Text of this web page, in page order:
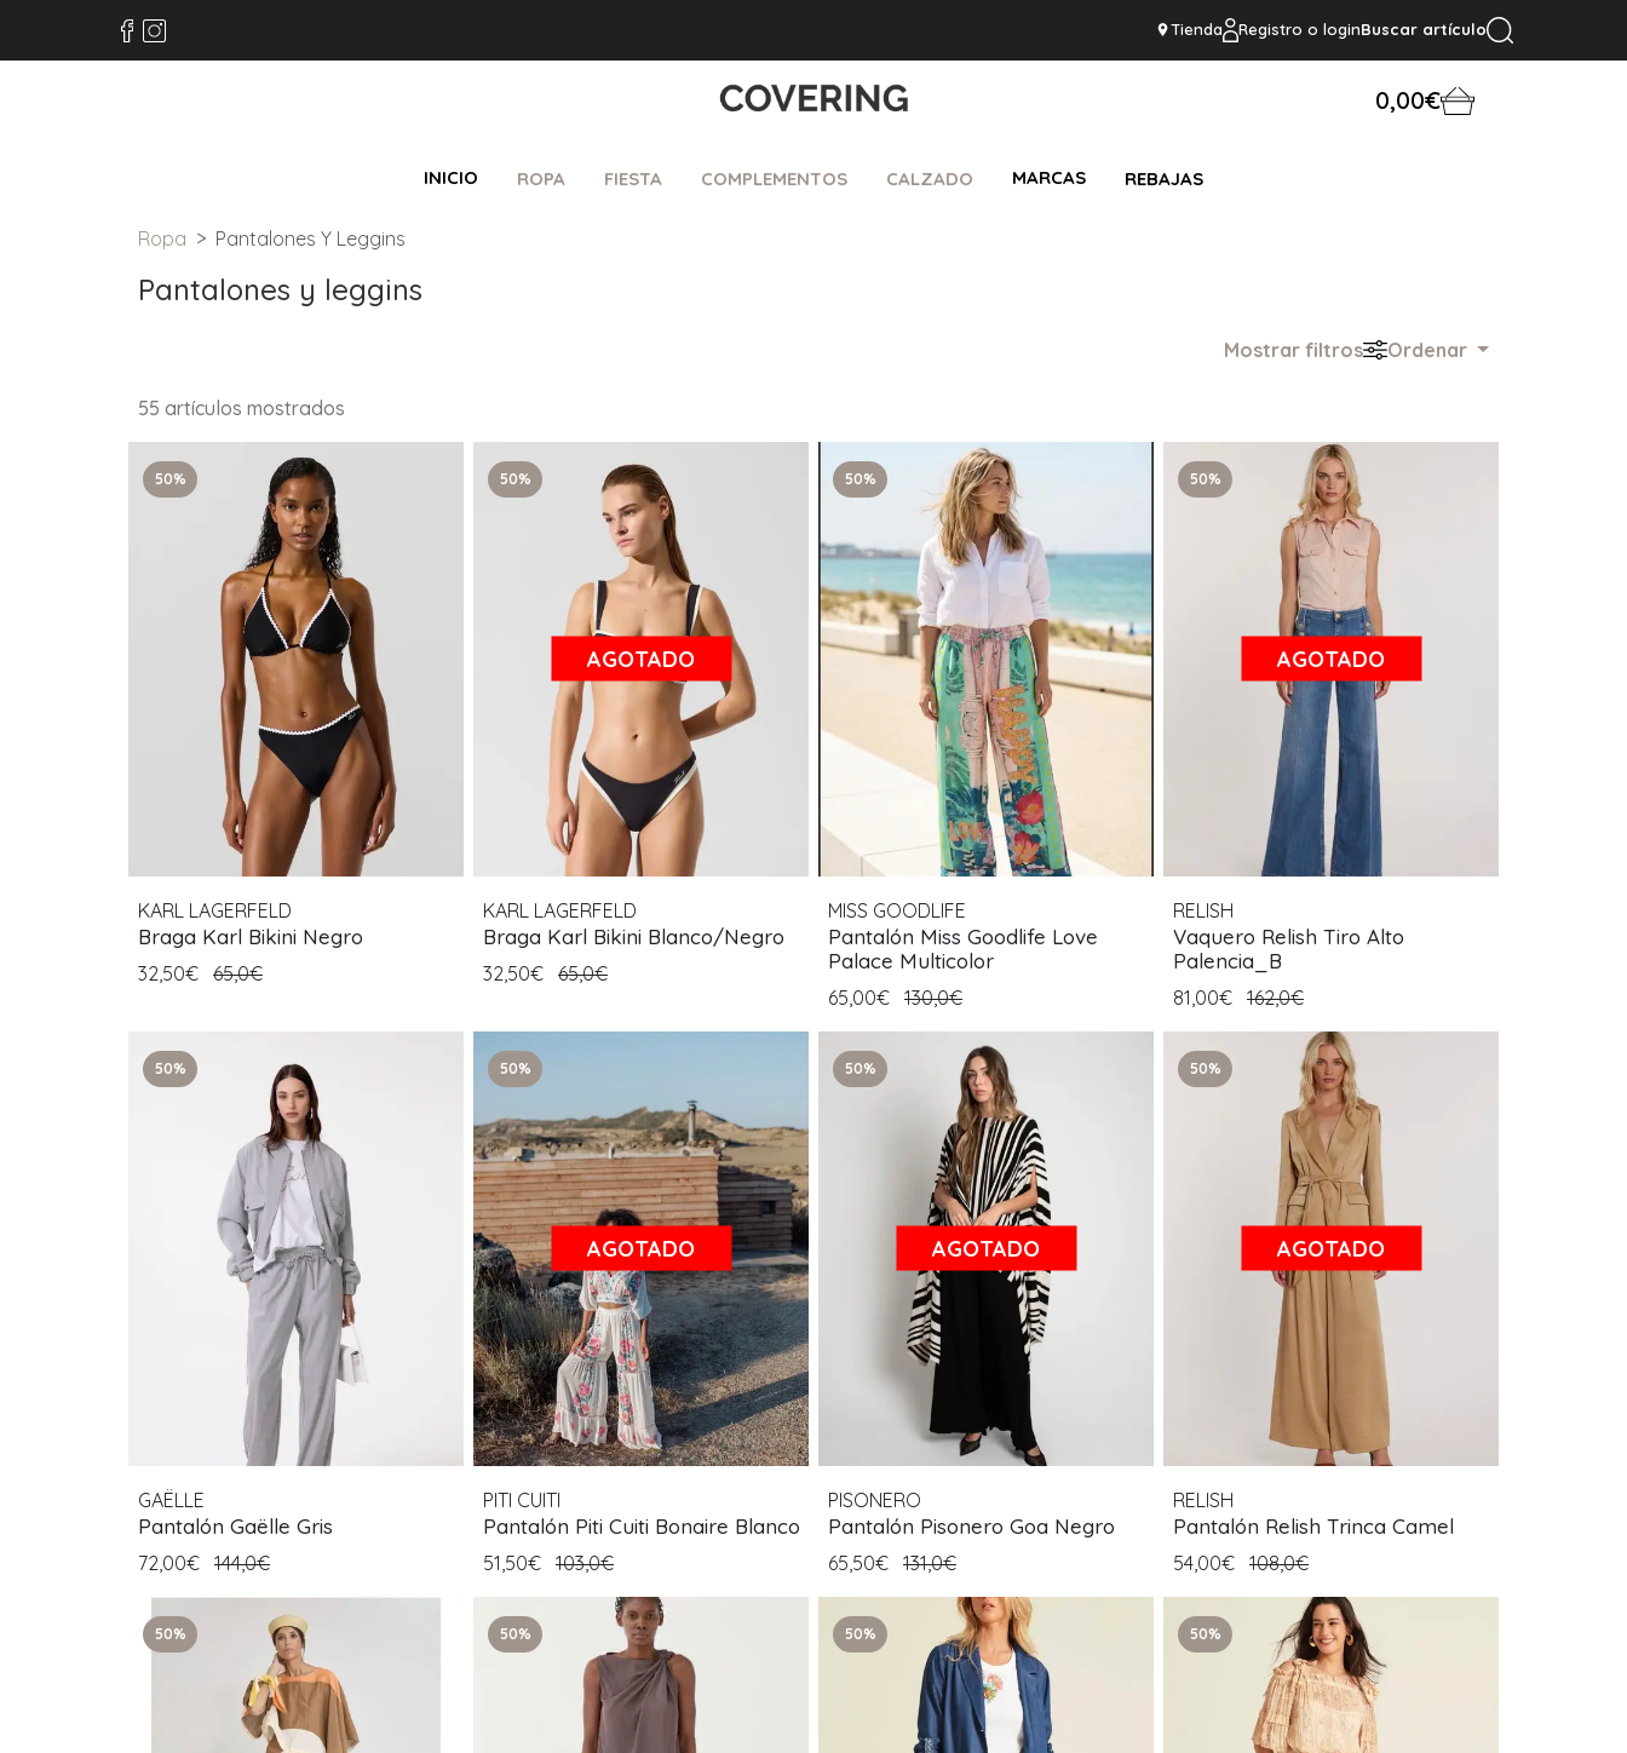
Tienda Registro o loginBuscar artículo
0,00€
INICIO ROPA FIESTA COMPLEMENTOS CALZADO MARCAS REBAJAS
Ropa Pantalones Y Leggins
Pantalones y leggins
Mostrar filtros Ordenar
55 artículos mostrados
50%
KARL LAGERFELD
Braga Karl Bikini Negro
32,50€ 65,0€
50%
AGOTADO
KARL LAGERFELD
Braga Karl Bikini Blanco/Negro
32,50€ 65,0€
50%
MISS GOODLIFE
Pantalón Miss Goodlife Love
Palace Multicolor
65,00€ 130,0€
50%
AGOTADO
RELISH
Vaquero Relish Tiro Alto
Palencia_B
81,00€ 162,0€
50%
GAËLLE
Pantalón Gaëlle Gris
72,00€ 144,0€
50%
AGOTADO
PITI CUITI
Pantalón Piti Cuiti Bonaire Blanco
51,50€ 103,0€
50%
AGOTADO
PISONERO
Pantalón Pisonero Goa Negro
65,50€ 131,0€
50%
AGOTADO
RELISH
Pantalón Relish Trinca Camel
54,00€ 108,0€
50% 50% 50% 50%